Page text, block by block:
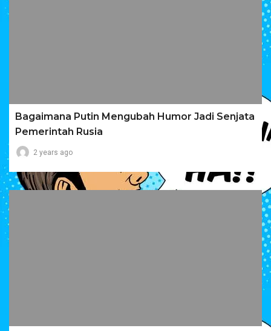
Bagaimana Putin Mengubah Humor Jadi Senjata
Pemerintah Rusia
2 years ago